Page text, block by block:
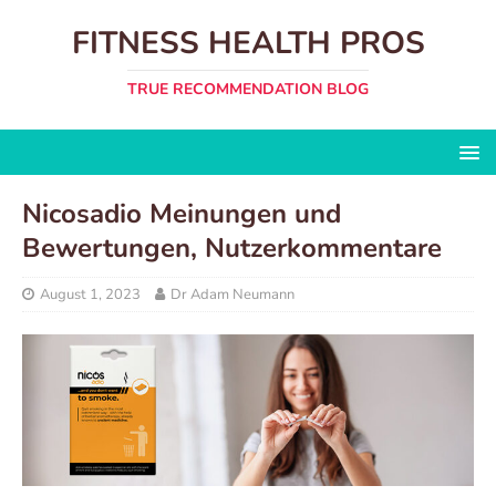
FITNESS HEALTH PROS
TRUE RECOMMENDATION BLOG
Nicosadio Meinungen und
Bewertungen, Nutzerkommentare
August 1, 2023 Dr Adam Neumann